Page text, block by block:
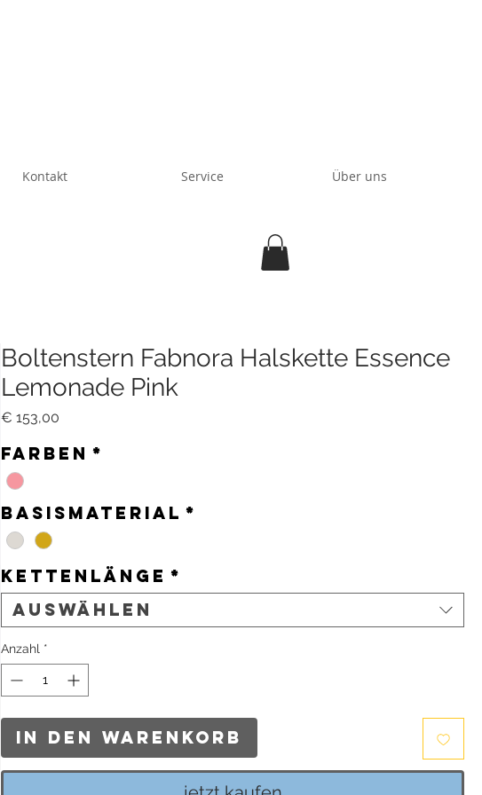
Kontakt Service Über uns
Boltenstern Fabnora Halskette Essence
Lemonade Pink
€ 153,00
Farben *
Basismaterial *
Kettenlänge *
Auswählen
Anzahl *
In den Warenkorb